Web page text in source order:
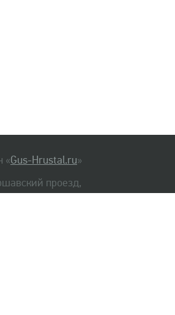
«Gus-Hrustal.ru»
проезд,